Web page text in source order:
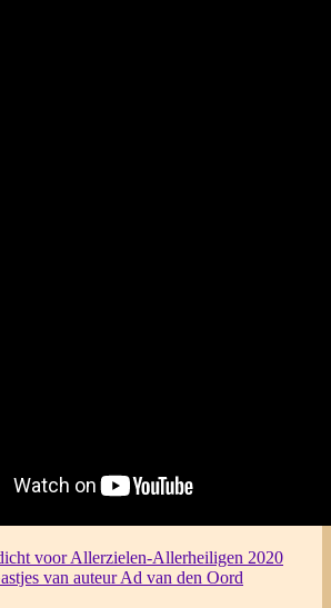
voor Allerzielen-Allerheiligen 2020
van auteur Ad van den Oord